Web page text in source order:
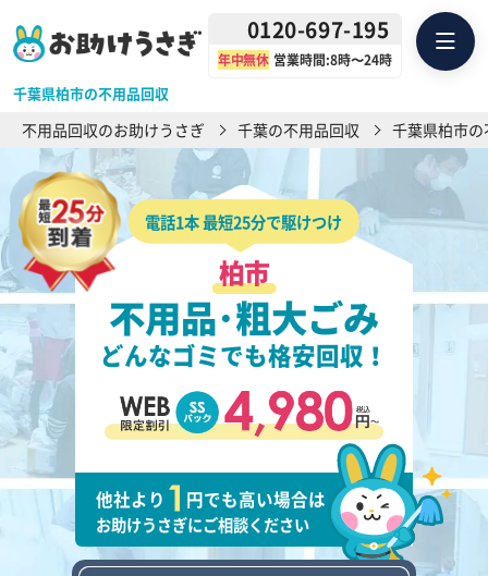
千葉県柏市の不用品回収
0120-697-195
年中無休 営業時間:8時〜24時
不用品回収のお助けうさぎ 千葉の不用品回収 千葉県柏市
電話1本 最短25分で駆けつけ
柏市
不用品･粗大ごみ
どんなゴミでも格安回収！
他社より 円でも高い場合は
お助けうさぎにご相談ください